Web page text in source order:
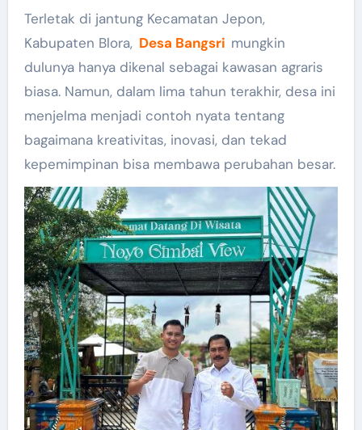
Terletak di jantung Kecamatan Jepon,
Kabupaten Blora, Desa Bangsri mungkin
dulunya hanya dikenal sebagai kawasan agraris
biasa. Namun, dalam lima tahun terakhir, desa ini
menjelma menjadi contoh nyata tentang
bagaimana kreativitas, inovasi, dan tekad
kepemimpinan bisa membawa perubahan besar.